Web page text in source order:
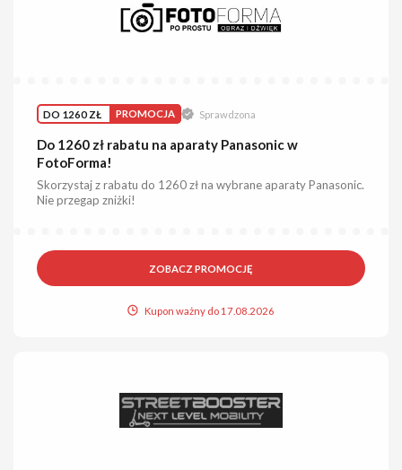
DO 1260 ZŁ PROMOCJA Sprawdzona
Do 1260 zł rabatu na aparaty Panasonic w
FotoForma!
Skorzystaj z rabatu do 1260 zł na wybrane aparaty Panasonic.
Nie przegap zniżki!
ZOBACZ PROMOCJĘ
Kupon ważny do 17.08.2026